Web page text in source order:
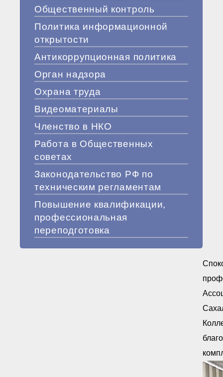
Общественный контроль
Политика информационной
открытости
Антикоррупционная политика
Орган надзора
Охрана труда
Видеоматериалы
Членство в НКО
Работа в Общественных
советах
Законодательство РФ по
техническим регламентам
Повышение квалификации,
профессиональная
переподготовка